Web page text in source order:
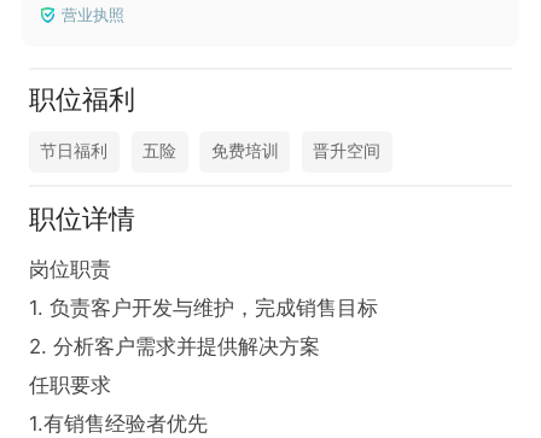
营业执照
职位福利
节日福利 五险 免费培训 晋升空间
职位详情
岗位职责
1. 负责客户开发与维护，完成销售目标
2. 分析客户需求并提供解决方案
任职要求
1.有销售经验者优先